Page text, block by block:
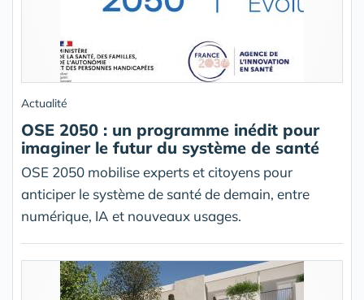
Actualité
OSE 2050 : un programme inédit pour
imaginer le futur du système de santé
OSE 2050 mobilise experts et citoyens pour
anticiper le système de santé de demain, entre
numérique, IA et nouveaux usages.